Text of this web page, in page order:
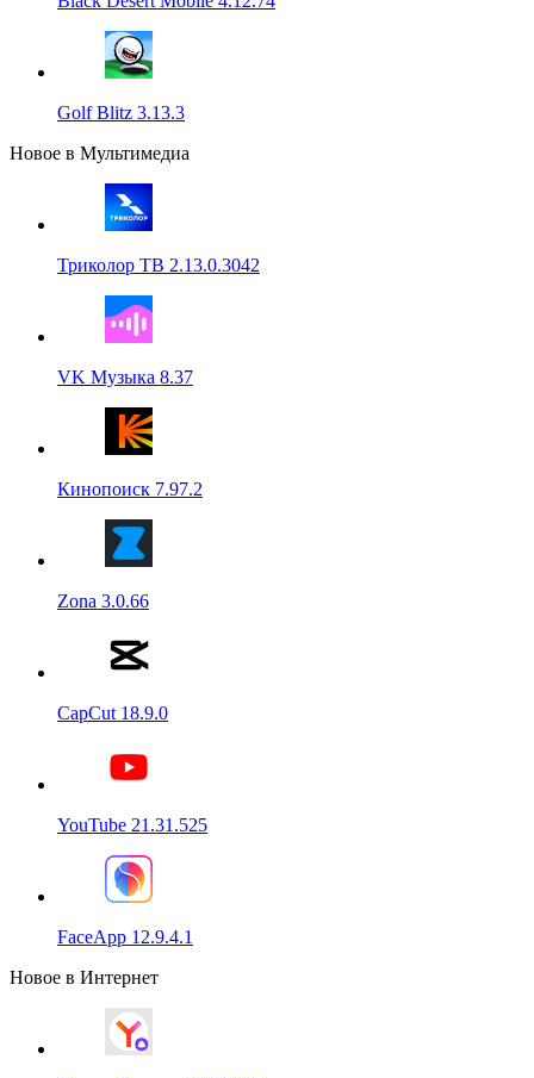
Golf Blitz 3.13.3
Новое в Мультимедиа
Триколор ТВ 2.13.0.3042
VK Музыка 8.37
Кинопоиск 7.97.2
Zona 3.0.66
CapCut 18.9.0
YouTube 21.31.525
FaceApp 12.9.4.1
Новое в Интернет